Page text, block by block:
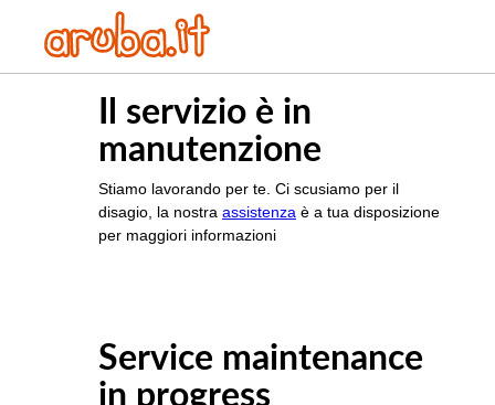
Il servizio è in
manutenzione
Stiamo lavorando per te. Ci scusiamo per il
disagio, la nostra assistenza è a tua disposizione
per maggiori informazioni
Service maintenance
in progress